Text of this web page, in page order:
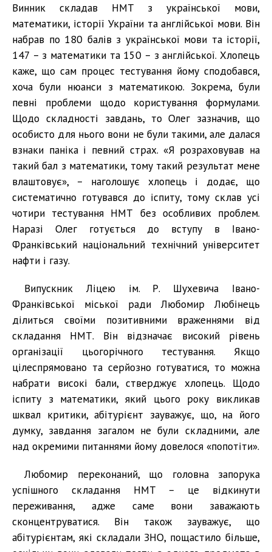
Винник складав НМТ з української мови,
математики, історії України та англійської мови. Він
набрав по 180 балів з української мови та історії,
147 – з математики та 150 – з англійської. Хлопець
каже, що сам процес тестування йому сподобався,
хоча були нюанси з математикою. Зокрема, були
певні проблеми щодо користування формулами.
Щодо складності завдань, то Олег зазначив, що
особисто для нього вони не були такими, але далася
взнаки паніка і певний страх. «Я розраховував на
такий бал з математики, тому такий результат мене
влаштовує», – наголошує хлопець і додає, що
систематично готувався до іспиту, тому склав усі
чотири тестування НМТ без особливих проблем.
Наразі Олег готується до вступу в Івано-
Франківський національний технічний університет
нафти і газу.
Випускник Ліцею ім. Р. Шухевича Івано-
Франківської міської ради Любомир Любінець
ділиться своїми позитивними враженнями від
складання НМТ. Він відзначає високий рівень
організації цьогорічного тестування. Якщо
цілеспрямовано та серйозно готуватися, то можна
набрати високі бали, стверджує хлопець. Щодо
іспиту з математики, який цього року викликав
шквал критики, абітурієнт зауважує, що, на його
думку, завдання загалом не були складними, але
над окремими питаннями йому довелося «попотіти».
Любомир переконаний, що головна запорука
успішного складання НМТ – це відкинути
переживання, адже саме вони заважають
сконцентруватися. Він також зауважує, що
абітурієнтам, які складали ЗНО, пощастило більше,